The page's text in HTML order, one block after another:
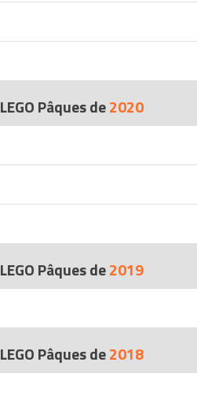
LEGO Pâques de2020
LEGO Pâques de2019
LEGO Pâques de2018